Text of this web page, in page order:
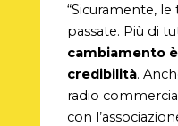
“Sicuramente,
passate. Più di
cambiamento
credibilità.
radio
con